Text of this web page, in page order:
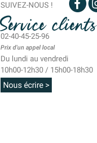
SUIVEZ-NOUS !
Service clients
02-40-45-25-96
Prix d'un appel local
Du lundi au vendredi
10h00-12h30 / 15h00-18h30
Nous écrire >